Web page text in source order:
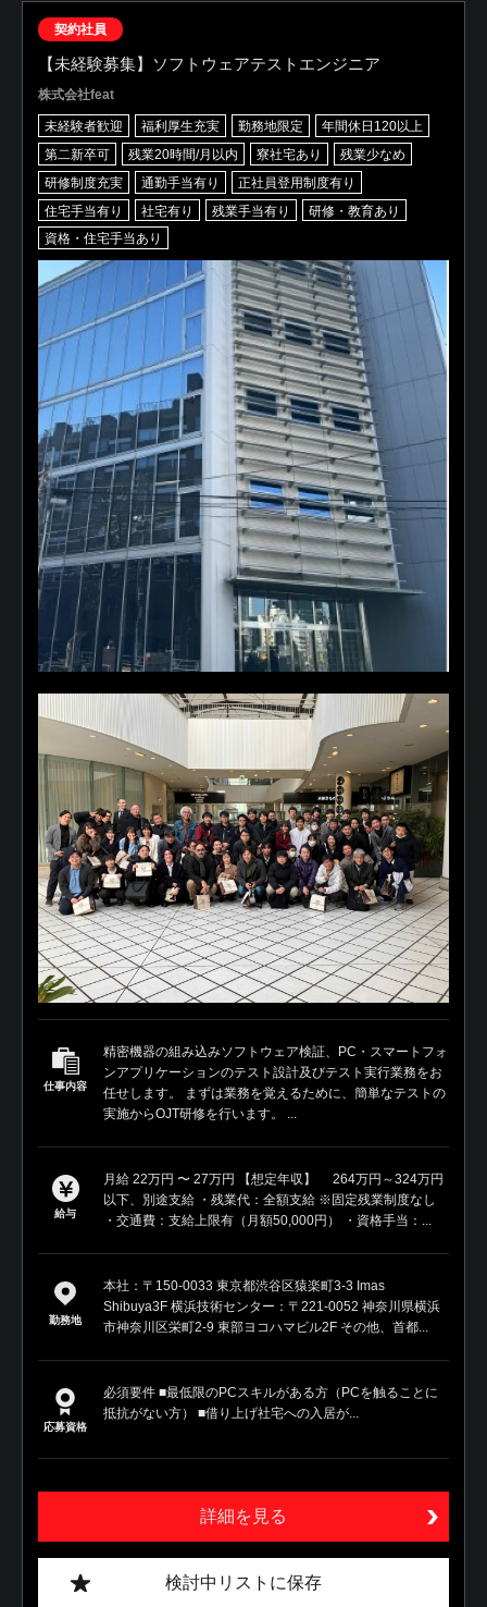
契約社員
【未経験募集】ソフトウェアテストエンジニア
株式会社feat
未経験者歓迎 福利厚生充実 勤務地限定
年間休日120以上
第二新卒可
残業20時間/月以内 寮社宅あり
残業少なめ
研修制度充実
通勤手当有り
正社員登用制度有り
住宅手当有り
社宅有り 残業手当有り
研修・教育あり
資格・住宅手当あり
仕事内容
精密機器の組み込みソフトウェア検証、PC・スマートフォ
ンアプリケーションのテスト設計及びテスト実行業務をお
任せします。 まずは業務を覚えるために、簡単なテストの
実施からOJT研修を行います。 ...
給与
月給 22万円 〜 27万円 【想定年収】 264万円～324万円
以下、別途支給 ・残業代：全額支給 ※固定残業制度なし
・交通費：支給上限有（月額50,000円） ・資格手当：...
勤務地
本社：〒150-0033 東京都渋谷区猿楽町3-3 Imas
Shibuya3F 横浜技術センター：〒221-0052 神奈川県横浜
市神奈川区栄町2-9 東部ヨコハマビル2F その他、首都...
応募資格
必須要件 ■最低限のPCスキルがある方（PCを触ることに
抵抗がない方） ■借り上げ社宅への入居が...
詳細を見る
検討中リストに保存